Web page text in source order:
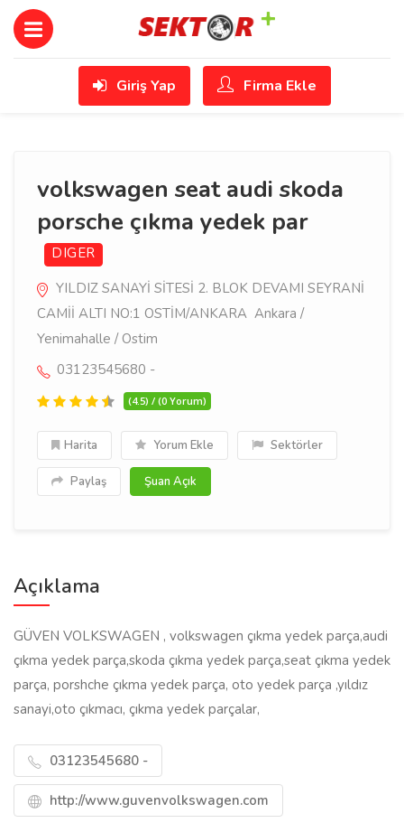
Giriş Yap Firma Ekle
volkswagen seat audi skoda
porsche çıkma yedek par
DIGER
YILDIZ SANAYİ SİTESİ 2. BLOK DEVAMI SEYRANİ
CAMİİ ALTI NO:1 OSTİM/ANKARA Ankara /
Yenimahalle / Ostim
03123545680 -
(4.5) / (0 Yorum)
Harita Yorum Ekle Sektörler
Paylaş Şuan Açık
Açıklama
GÜVEN VOLKSWAGEN , volkswagen çıkma yedek parça,audi
çıkma yedek parça,skoda çıkma yedek parça,seat çıkma yedek
parça, porshche çıkma yedek parça, oto yedek parça ,yıldız
sanayi,oto çıkmacı, çıkma yedek parçalar,
03123545680 -
http://www.guvenvolkswagen.com